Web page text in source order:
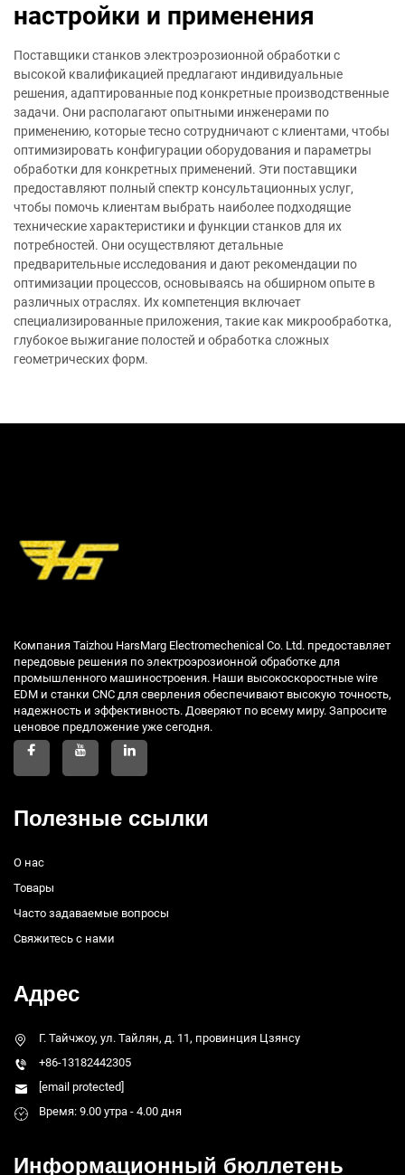
настройки и применения
Поставщики станков электроэрозионной обработки с
высокой квалификацией предлагают индивидуальные
решения, адаптированные под конкретные производственные
задачи. Они располагают опытными инженерами по
применению, которые тесно сотрудничают с клиентами, чтобы
оптимизировать конфигурации оборудования и параметры
обработки для конкретных применений. Эти поставщики
предоставляют полный спектр консультационных услуг,
чтобы помочь клиентам выбрать наиболее подходящие
технические характеристики и функции станков для их
потребностей. Они осуществляют детальные
предварительные исследования и дают рекомендации по
оптимизации процессов, основываясь на обширном опыте в
различных отраслях. Их компетенция включает
специализированные приложения, такие как микрообработка,
глубокое выжигание полостей и обработка сложных
геометрических форм.
Компания Taizhou HarsMarg Electromechenical Co. Ltd. предоставляет
передовые решения по электроэрозионной обработке для
промышленного машиностроения. Наши высокоскоростные wire
EDM и станки CNC для сверления обеспечивают высокую точность,
надежность и эффективность. Доверяют по всему миру. Запросите
ценовое предложение уже сегодня.
Полезные ссылки
О нас
Товары
Часто задаваемые вопросы
Свяжитесь с нами
Адрес
Г. Тайчжоу, ул. Тайлян, д. 11, провинция Цзянсу
+86-13182442305
[email protected]
Время: 9.00 утра - 4.00 дня
Информационный бюллетень